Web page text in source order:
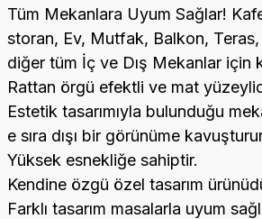
Tüm Mekanlara Uyum Sağlar!
storan, Ev, Mutfak, Balkon, Teras,
diğer tüm İç ve Dış Mekanlar için
Rattan örgü efektli ve mat
Estetik tasarımıyla bulunduğu
e sıra dışı bir görünüme
Yüksek esnekliğe sahiptir.
Kendine özgü özel tasarım
Farklı tasarım masalarla uyum